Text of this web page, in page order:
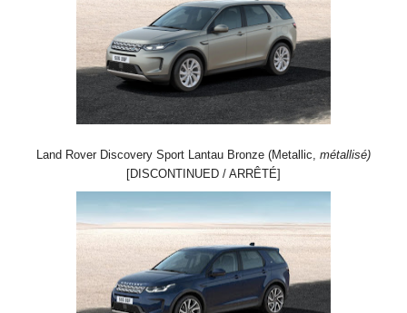
Land Rover Discovery Sport Lantau Bronze (Metallic, métallisé)
[DISCONTINUED / ARRÊTÉ]